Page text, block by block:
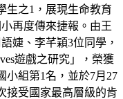
生之1，展現生命教育
再度傳來捷報。由王
婕、李芊穎3位同學，
遊戲之研究」，榮獲
小組第1名，並於7月27
接受國家最高層級的肯